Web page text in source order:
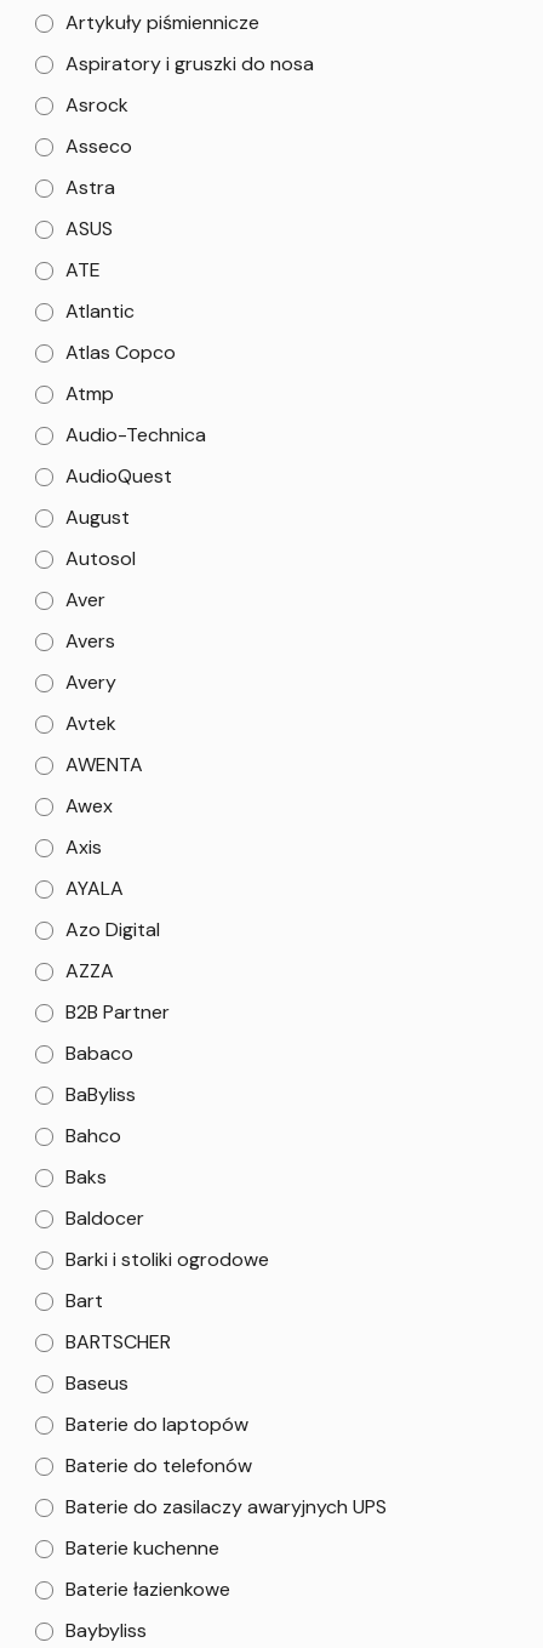
Artykuły piśmiennicze
Aspiratory i gruszki do nosa
Asrock
Asseco
Astra
ASUS
ATE
Atlantic
Atlas Copco
Atmp
Audio-Technica
AudioQuest
August
Autosol
Aver
Avers
Avery
Avtek
AWENTA
Awex
Axis
AYALA
Azo Digital
AZZA
B2B Partner
Babaco
BaByliss
Bahco
Baks
Baldocer
Barki i stoliki ogrodowe
Bart
BARTSCHER
Baseus
Baterie do laptopów
Baterie do telefonów
Baterie do zasilaczy awaryjnych UPS
Baterie kuchenne
Baterie łazienkowe
Baybyliss